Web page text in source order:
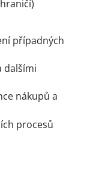
případných
dalšími
nákupů a
procesů